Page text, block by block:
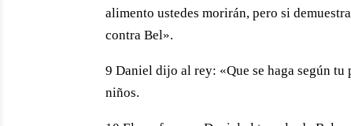
alimento ustedes morirán, pero si
contra Bel».
9 Daniel dijo al rey: «Que se haga según tu
niños.